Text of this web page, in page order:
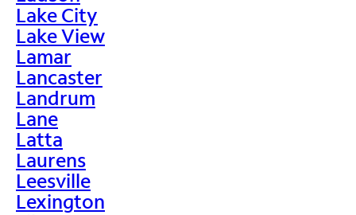
Lake City
Lake View
Lamar
Lancaster
Landrum
Lane
Latta
Laurens
Leesville
Lexington